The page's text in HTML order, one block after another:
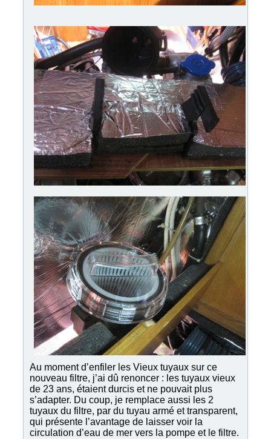
Au moment d’enfiler les Vieux tuyaux sur ce
nouveau filtre, j’ai dû renoncer : les tuyaux vieux
de 23 ans, étaient durcis et ne pouvait plus
s’adapter. Du coup, je remplace aussi les 2
tuyaux du filtre, par du tuyau armé et transparent,
qui présente l’avantage de laisser voir la
circulation d’eau de mer vers la pompe et le filtre.